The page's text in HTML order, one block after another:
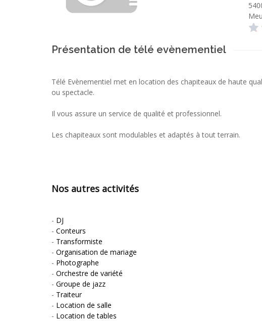
Présentation de télé evènementiel
Télé Evènementiel met en location des chapiteaux de haute
ou spectacle.
Il vous assure un service de qualité et professionnel.
Les chapiteaux sont modulables et adaptés à tout terrain.
Nos autres activités
- DJ
- Conteurs
- Transformiste
- Organisation de mariage
- Photographe
- Orchestre de variété
- Groupe de jazz
- Traiteur
- Location de salle
- Location de tables